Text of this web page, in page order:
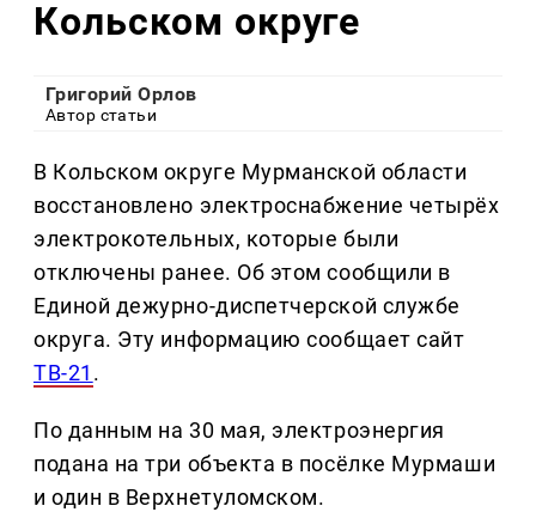
Кольском округе
Григорий Орлов
Автор статьи
В Кольском округе Мурманской области
восстановлено электроснабжение четырёх
электрокотельных, которые были
отключены ранее. Об этом сообщили в
Единой дежурно-диспетчерской службе
округа. Эту информацию сообщает сайт
ТВ-21 .
По данным на 30 мая, электроэнергия
подана на три объекта в посёлке Мурмаши
и один в Верхнетуломском.